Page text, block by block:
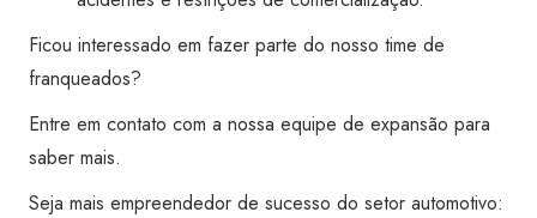
Ficou interessado em fazer parte do nosso time de
franqueados?
Entre em contato com a nossa equipe de expansão para
saber mais.
Seja mais empreendedor de sucesso do setor automotivo: